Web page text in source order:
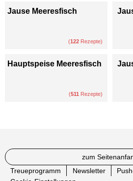
Jause Meeresfisch
(122 Rezepte)
Hauptspeise Meeresfisch
(511 Rezepte)
zum
Treueprogramm
Newsletter